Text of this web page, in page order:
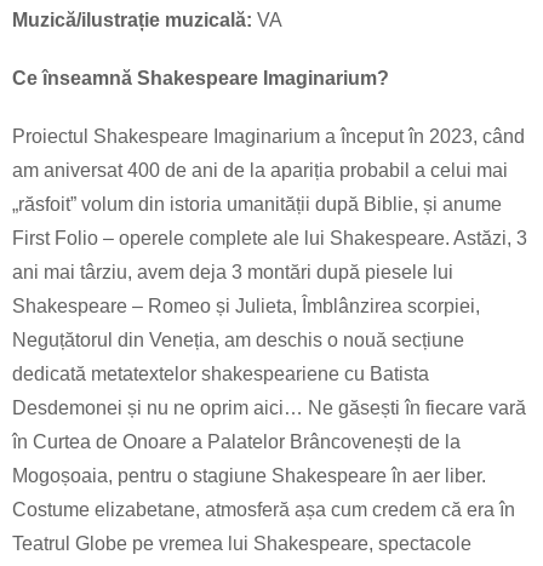
Muzică/ilustrație muzicală: VA
Ce înseamnă Shakespeare Imaginarium?
Proiectul Shakespeare Imaginarium a început în 2023, când
am aniversat 400 de ani de la apariția probabil a celui mai
„răsfoit” volum din istoria umanității după Biblie, și anume
First Folio – operele complete ale lui Shakespeare. Astăzi, 3
ani mai târziu, avem deja 3 montări după piesele lui
Shakespeare – Romeo și Julieta, Îmblânzirea scorpiei,
Neguțătorul din Veneția, am deschis o nouă secțiune
dedicată metatextelor shakespeariene cu Batista
Desdemonei și nu ne oprim aici… Ne găsești în fiecare vară
în Curtea de Onoare a Palatelor Brâncovenești de la
Mogoșoaia, pentru o stagiune Shakespeare în aer liber.
Costume elizabetane, atmosferă așa cum credem că era în
Teatrul Globe pe vremea lui Shakespeare, spectacole